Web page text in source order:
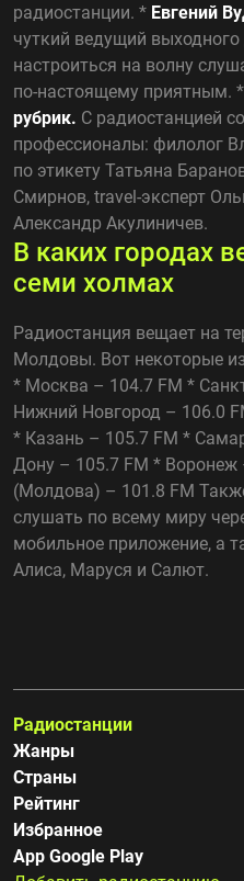
радиостанции. * Евгений
чуткий ведущий
настроиться на волну
по-настоящему приятным. *
рубрик. С радиостанцией
профессионалы: филолог
по этикету Татьяна
Смирнов, travel-эксперт
Александр Акулиничев.
В каких городах
семи холмах
Радиостанция вещает на
Молдовы. Вот некоторые
* Москва – 104.7 FM *
Нижний Новгород – 106.0
* Казань – 105.7 FM *
Дону – 105.7 FM *
(Молдова) – 101.8 FM
слушать по всему миру
мобильное приложение, а
Алиса, Маруся и Салют.
Радиостанции
Жанры
Страны
Рейтинг
Избранное
App Google Play